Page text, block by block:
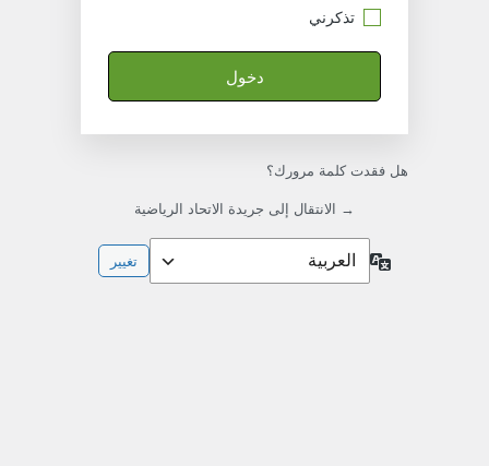
تذكرني
هل فقدت كلمة مرورك؟
→ الانتقال إلى جريدة الاتحاد الرياضية
اللغة